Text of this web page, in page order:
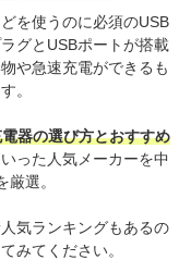
を使うのに必須のUSB
グとUSBポートが搭載
や急速充電ができるも
。
器の選び方とおすすめ
った人気メーカーを中
選。
気ランキングもあるの
みてください。